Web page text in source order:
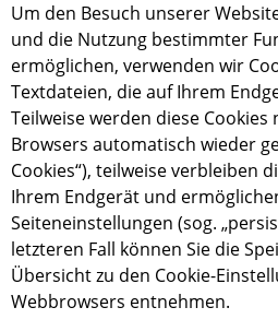
Um den Besuch unserer
und die Nutzung bestimmter
ermöglichen, verwenden wir
Textdateien, die auf Ihrem
Teilweise werden diese Cookies
Browsers automatisch wieder
Cookies“), teilweise verbleiben
Ihrem Endgerät und
Seiteneinstellungen (sog.
letzteren Fall können Sie die
Übersicht zu den Cookie-
Webbrowsers entnehmen.